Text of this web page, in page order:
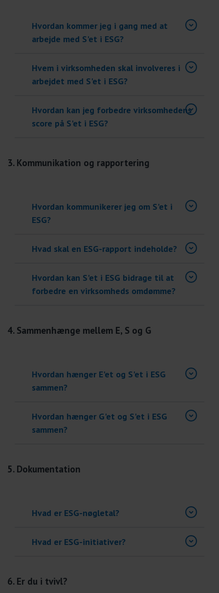
Hvordan kommer jeg i gang med at
arbejde med S'et i ESG?
Hvem i virksomheden skal involveres i
arbejdet med S'et i ESG?
Hvordan kan jeg forbedre virksomhedens
score på S'et i ESG?
3. Kommunikation og rapportering
Hvordan kommunikerer jeg om S'et i
ESG?
Hvad skal en ESG-rapport indeholde?
Hvordan kan S'et i ESG bidrage til at
forbedre en virksomheds omdømme?
4. Sammenhænge mellem E, S og G
Hvordan hænger E'et og S'et i ESG
sammen?
Hvordan hænger G'et og S'et i ESG
sammen?
5. Dokumentation
Hvad er ESG-nøgletal?
Hvad er ESG-initiativer?
6. Er du i tvivl?